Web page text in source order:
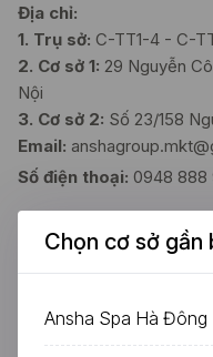
Địa chỉ:
1. Trụ sở: C-TT1-4 - C-
2. Cơ sở 1: 29 Nguyễn
Nội
3. Cơ sở 2: Số 23/158
Email:
Số điện thoại: 0948 888
DỊCH VỤ
Thẻ Tiền
Chọn cơ sở gần
Ansha Spa Hà Đông